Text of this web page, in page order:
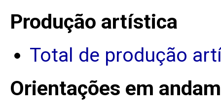
Produção artística
Total de produção
Orientações em